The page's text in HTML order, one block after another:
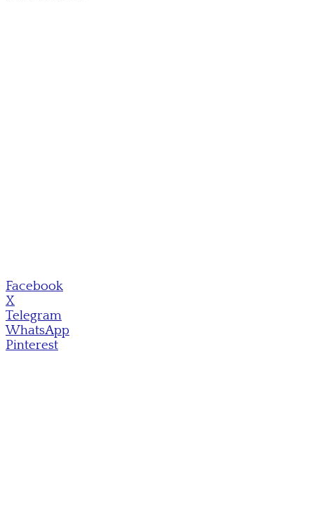
Facebook
X
Telegram
WhatsApp
Pinterest